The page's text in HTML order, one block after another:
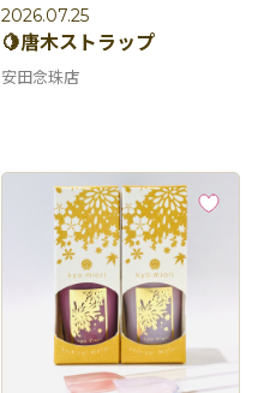
2026.07.25
🍋唐木ストラップ
安田念珠店